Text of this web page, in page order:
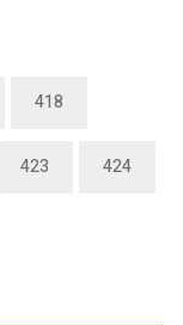
418
423 424